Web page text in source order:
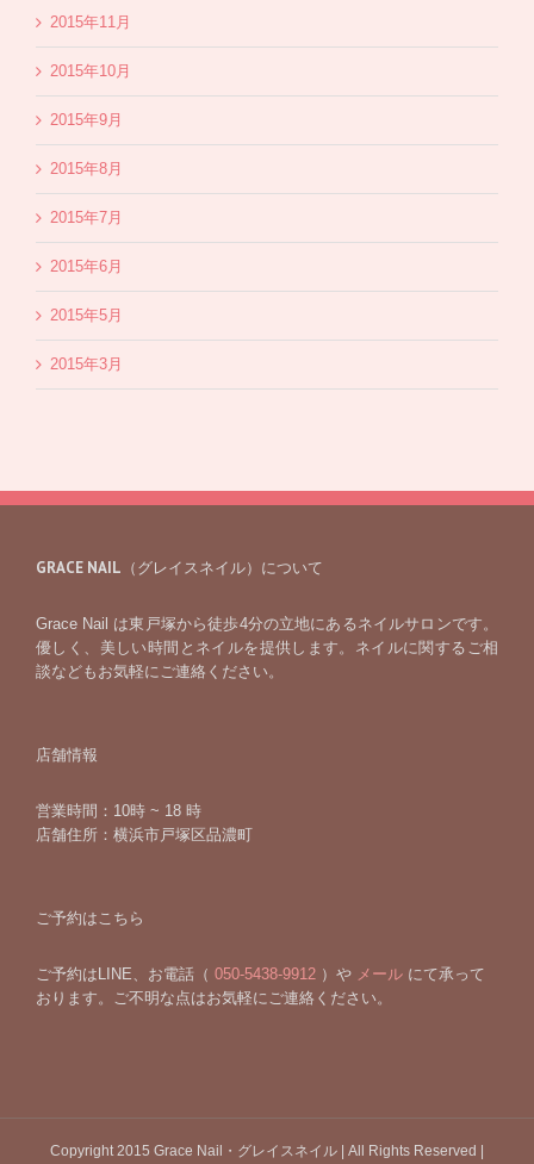
2015年11月
2015年10月
2015年9月
2015年8月
2015年7月
2015年6月
2015年5月
2015年3月
GRACE NAIL（グレイスネイル）について
Grace Nail は東戸塚から徒歩4分の立地にあるネイルサロンです。
優しく、美しい時間とネイルを提供します。ネイルに関するご相
談などもお気軽にご連絡ください。
店舗情報
営業時間：10時 ~ 18 時
店舗住所：横浜市戸塚区品濃町
ご予約はこちら
ご予約はLINE、お電話（ 050-5438-9912 ）や メール にて承って
おります。ご不明な点はお気軽にご連絡ください。
Copyright 2015 Grace Nail・グレイスネイル | All Rights Reserved |